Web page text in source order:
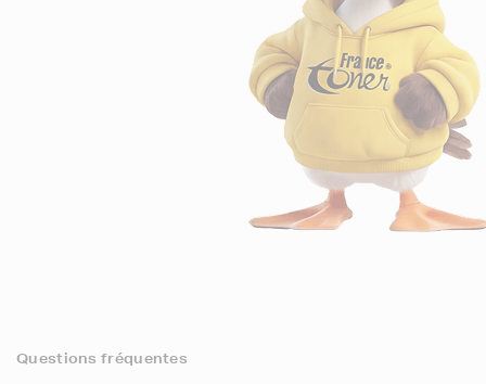
Questions fréquentes